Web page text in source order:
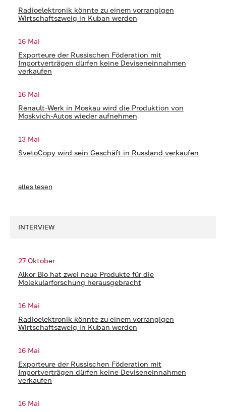
Radioelektronik könnte zu einem vorrangigen
Wirtschaftszweig in Kuban werden
16 Mai
Exporteure der Russischen Föderation mit
Importverträgen dürfen keine Deviseneinnahmen
verkaufen
16 Mai
Renault-Werk in Moskau wird die Produktion von
Moskvich-Autos wieder aufnehmen
13 Mai
SvetoCopy wird sein Geschäft in Russland verkaufen
alles lesen
INTERVIEW
27 Oktober
Alkor Bio hat zwei neue Produkte für die
Molekularforschung herausgebracht
16 Mai
Radioelektronik könnte zu einem vorrangigen
Wirtschaftszweig in Kuban werden
16 Mai
Exporteure der Russischen Föderation mit
Importverträgen dürfen keine Deviseneinnahmen
verkaufen
16 Mai